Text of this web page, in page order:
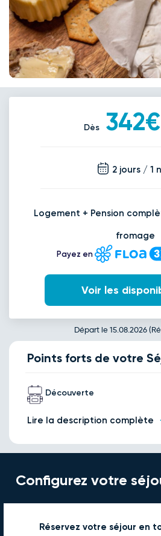
Points forts de votre
Découverte
Lire la description complète
Dès 342€
2 jours / 1
Logement + Pension
fromage
Payez en
Voir les
Départ le 15.08.2026
Configurez votre
Réservez votre séjour en